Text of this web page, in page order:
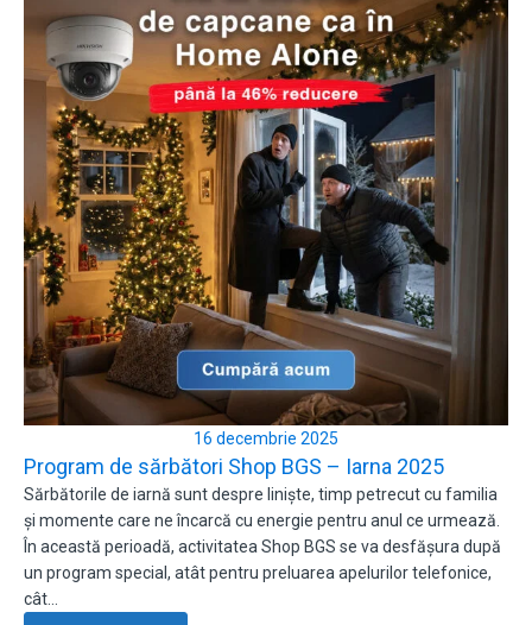
16 decembrie 2025
Program de sărbători Shop BGS – Iarna 2025
Sărbătorile de iarnă sunt despre liniște, timp petrecut cu familia
și momente care ne încarcă cu energie pentru anul ce urmează.
În această perioadă, activitatea Shop BGS se va desfășura după
un program special, atât pentru preluarea apelurilor telefonice,
cât…